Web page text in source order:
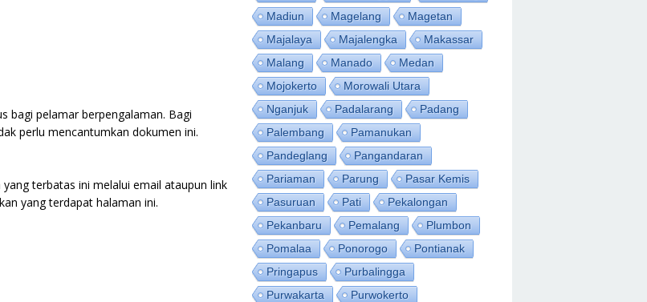
bagi pelamar berpengalaman. Bagi
perlu mencantumkan dokumen ini.
terbatas ini melalui email ataupun link
yang terdapat halaman ini.
Madiun
Magelang
Magetan
Majalaya
Majalengka
Makassar
Malang
Manado
Medan
Mojokerto
Morowali Utara
Nganjuk
Padalarang
Padang
Palembang
Pamanukan
Pandeglang
Pangandaran
Pariaman
Parung
Pasar Kemis
Pasuruan
Pati
Pekalongan
Pekanbaru
Pemalang
Plumbon
Pomalaa
Ponorogo
Pontianak
Pringapus
Purbalingga
Purwakarta
Purwokerto